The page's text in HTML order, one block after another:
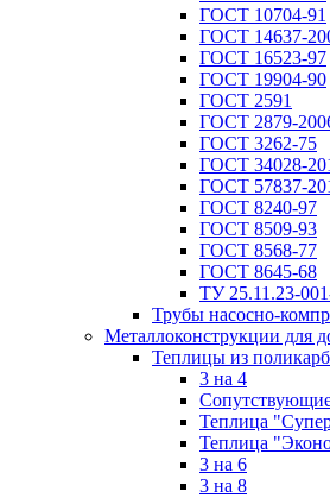
ГОСТ 10704-91
ГОСТ 14637-
ГОСТ 16523-97
ГОСТ 19904-90
ГОСТ 2591
ГОСТ 2879-
ГОСТ 3262-75
ГОСТ 34028-
ГОСТ 57837-
ГОСТ 8240-97
ГОСТ 8509-93
ГОСТ 8568-77
ГОСТ 8645-68
ТУ 25.11.23-
Трубы насосно-
Металлоконструкции для
Теплицы из
3 на 4
Теплица
Теплица
3 на 6
3 на 8